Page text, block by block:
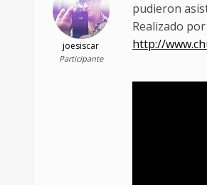
joesiscar
Participante
pudieron
Realizado
http://